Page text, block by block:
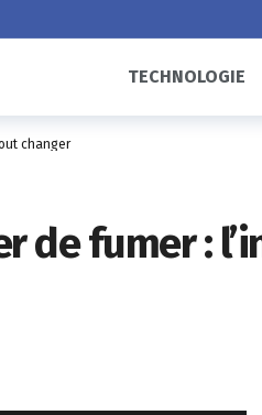
TECHNOLOGIE
changer
de fumer :